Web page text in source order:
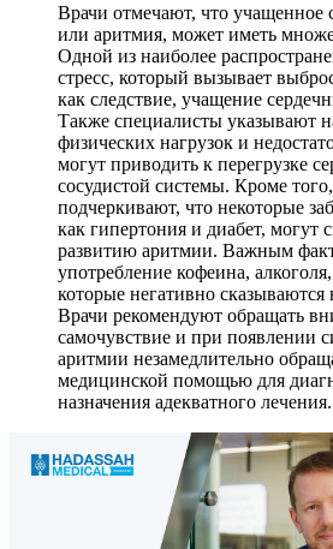
Врачи отмечают, что учащенное
или аритмия, может иметь
Одной из наиболее
стресс, который вызывает
как следствие, учащение
Также специалисты указывают
физических нагрузок и
могут приводить к перегрузке
сосудистой системы. Кроме
подчеркивают, что некоторые
как гипертония и диабет, могут
развитию аритмии. Важным
употребление кофеина,
которые негативно сказываются
Врачи рекомендуют обращать
самочувствие и при появлении
аритмии незамедлительно
медицинской помощью для
назначения адекватного лечения.